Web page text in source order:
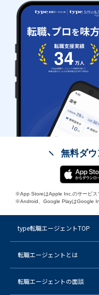
無料ダ
※App StoreはApple Inc.のサービス
※Android、Google PlayはGoogle
type転職エージェントTOP
転職エージェントとは
転職エージェントの面談